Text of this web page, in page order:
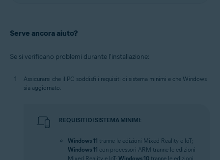
Serve ancora aiuto?
Se si verificano problemi durante l'installazione:
Assicurarsi che il PC soddisfi i requisiti di sistema minimi e che Windows
sia aggiornato.
REQUISITI DI SISTEMA MINIMI:
Windows 11 tranne le edizioni Mixed Reality e IoT;
Windows 11 con processori ARM tranne le edizioni
Mixed Reality e IoT; Windows 10 tranne le edizioni